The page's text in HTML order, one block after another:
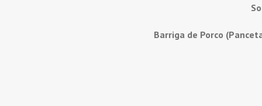
Barriga de Porco